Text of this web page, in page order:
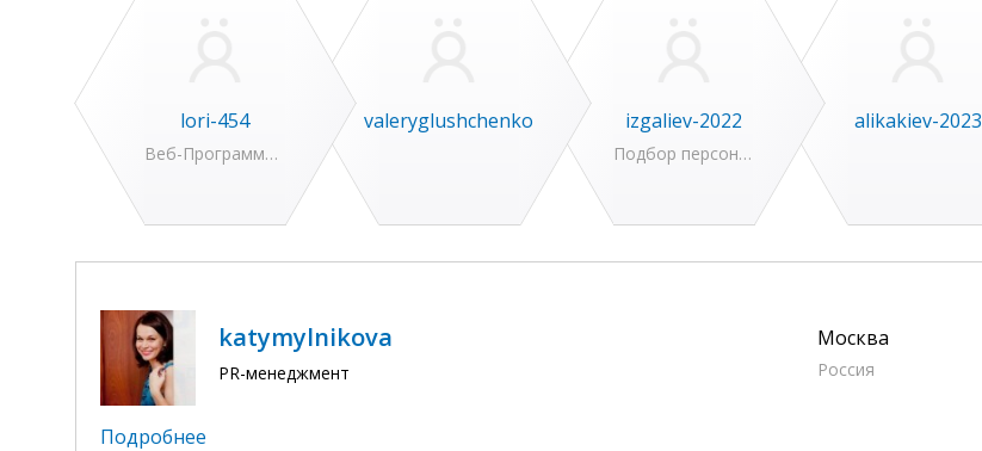
alikakiev-2023
izgaliev-2022
Подбор персонала (HR)
valeryglushchenko
lori-454
Веб-Программирование
katymylnikova
PR-менеджмент
Москва
Россия
Подробнее